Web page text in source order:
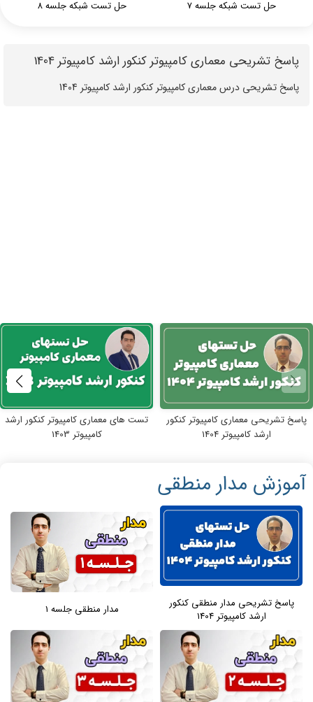
حل تست شبکه جلسه 7 حل تست شبکه جلسه 8
پاسخ تشریحی معماری کامپیوتر کنکور ارشد کامپیوتر 1404
‪‪‪‪‪‪‪‪‪‪‪‪‪‪‪پاسخ تشریحی درس معماری کامپیوتر کنکور ارشد کامپیوتر 1404
پاسخ تشریحی معماری کامپیوتر کنکور
ارشد کامپیوتر 1404
تست های معماری کامپیوتر کنکور ارشد
کامپیوتر 1403
آموزش مدار منطقی
پاسخ تشریحی مدار منطقی کنکور
ارشد کامپیوتر 1404
مدار منطقی جلسه 1